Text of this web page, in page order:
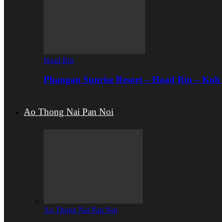
Haad Rin
Phangan Sunrise Resort – Haad Rin –
Ao Thong Nai Pan Noi
Ao Thong Nai Pan Noi